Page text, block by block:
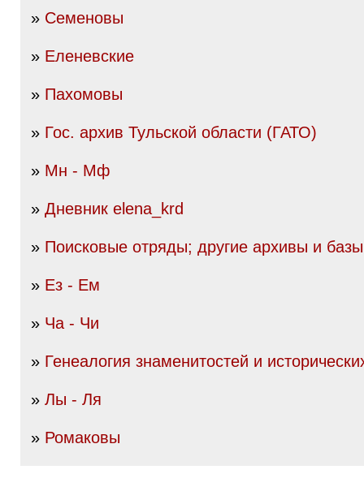
» Семеновы
» Еленевские
» Пахомовы
» Гос. архив Тульской области (ГАТО)
» Мн - Мф
» Дневник elena_krd
» Поисковые отряды; другие архивы и
» Ез - Ем
» Ча - Чи
» Генеалогия знаменитостей и
» Лы - Ля
» Ромаковы